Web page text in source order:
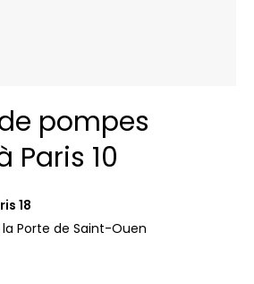
pompes
Paris 10
18
Porte de Saint-Ouen